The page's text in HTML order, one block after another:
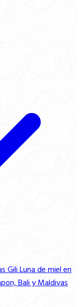
GiliLuna de miel en
Bali y Maldivas